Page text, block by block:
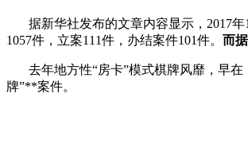
据新华社发布的文章内容显示， 2017年
1057件，立案111件，办结案件101件。 而
去年地方性“房卡”模式棋牌风靡，早在
牌”**案件。